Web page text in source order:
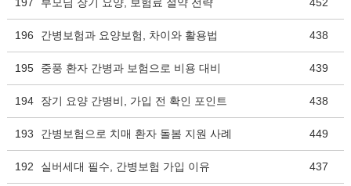
196 간병보험과 요양보험, 차이와 활용법 438
195 중풍 환자 간병과 보험으로 비용 대비 439
194 장기 요양 간병비, 가입 전 확인 포인트 438
193 간병보험으로 치매 환자 돌봄 지원 사례 449
192 실버세대 필수, 간병보험 가입 이유 437